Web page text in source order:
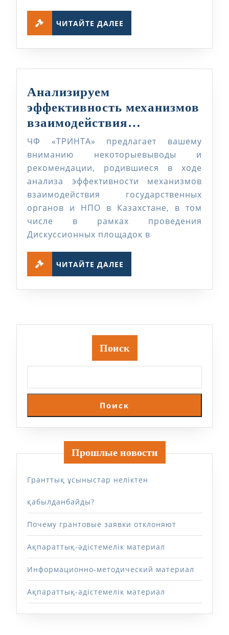
в
Республике
Казахстан
ЧИТАЙТЕ ДАЛЕЕ
Анализируем
эффективность механизмов
взаимодействия…
механизмов
ЧФ «ТРИНТА» предлагает вашему
вниманию некоторыевыводы и
рекомендации, родившиеся в ходе
анализа эффективности механизмов
взаимодействия государственных
органов и НПО в Казахстане, в том
числе в рамках проведения
Дискуссионных площадок в
ЧИТАЙТЕ ДАЛЕЕ
Поиск
Поиск
Прошлые новости
Гранттық ұсыныстар неліктен
қабылданбайды?
Почему грантовые заявки отклоняют
Ақпараттық-әдістемелік материал
Информационно-методический материал
Ақпараттық-әдістемелік материал